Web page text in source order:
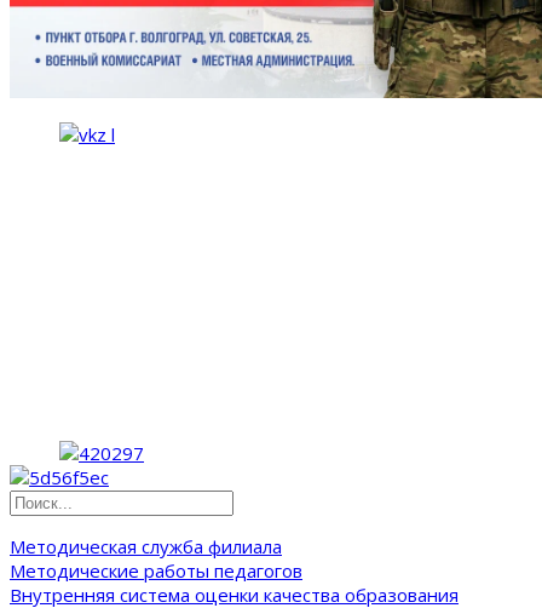
Методическая служба филиала
Методические работы педагогов
Внутренняя система оценки качества образования